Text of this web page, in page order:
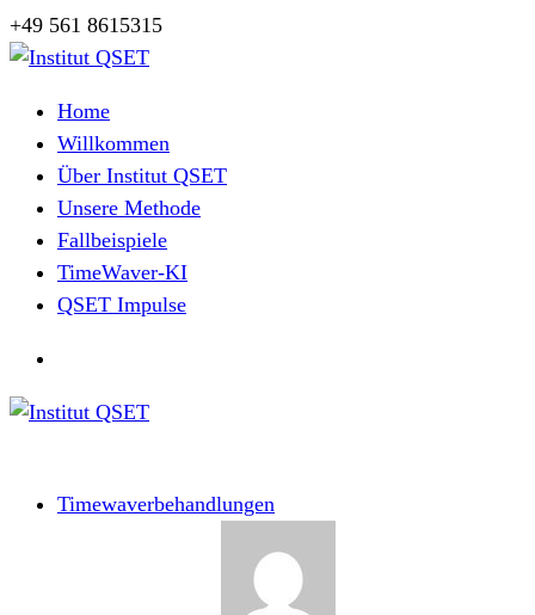
Zum
Inhalt
+49 561 8615315
Herzlich Willkommen
Home
Willkommen
Über Institut QSET
Unsere Methode
Fallbeispiele
TimeWaver-KI
QSET Impulse
Timewaverbehandlungen